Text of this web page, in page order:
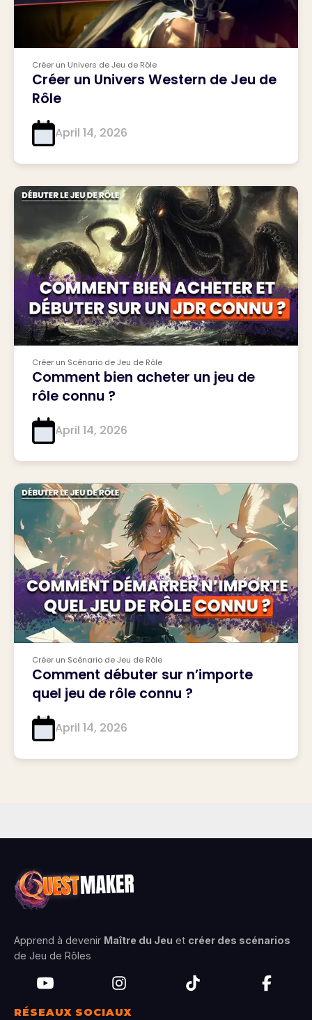
Créer un Univers de Jeu de Rôle
Créer un Univers Western de Jeu de
Rôle
April 14, 2026
Créer un Scénario de Jeu de Rôle
Comment bien acheter un jeu de
rôle connu ?
April 14, 2026
Créer un Scénario de Jeu de Rôle
Comment débuter sur n’importe
quel jeu de rôle connu ?
April 14, 2026
Apprend à devenir Maître du Jeu et créer des scénarios
de Jeu de Rôles
RÉSEAUX SOCIAUX